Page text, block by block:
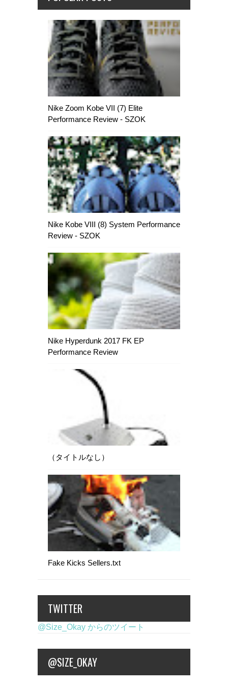
Nike Zoom Kobe VII (7) Elite
Performance Review - SZOK
Nike Kobe VIII (8) System Performance
Review - SZOK
Nike Hyperdunk 2017 FK EP
Performance Review
（タイトルなし）
Fake Kicks Sellers.txt
TWITTER
@Size_Okay からのツイート
@SIZE_OKAY